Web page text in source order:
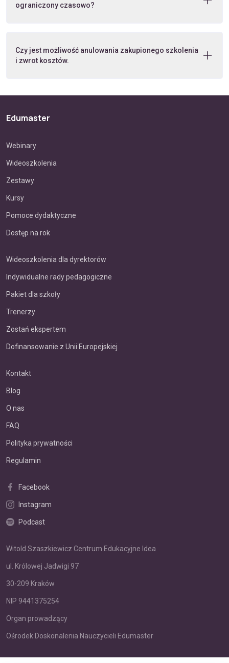
ograniczony czasowo?
Czy jest możliwość anulowania zakupionego szkolenia
i zwrot kosztów.
Edumaster
Webinary
Wideoszkolenia
Zestawy
Kursy
Pomoce dydaktyczne
Dostęp na rok
Wideoszkolenia dla dyrektorów
Indywidualne rady pedagogiczne
Pakiet dla szkoły
Trenerzy
Zostań ekspertem
Dofinansowanie z Unii Europejskiej
Kontakt
Blog
O nas
FAQ
Polityka prywatności
Regulamin
Facebook
Instagram
Podcast
Witold Szaszkiewicz Centrum Edukacyjne Idea
ul. Królowej Jadwigi 97
30-209 Kraków
NIP 9441375254
Organ prowadzący
Ośrodek Doskonalenia Nauczycieli Edumaster